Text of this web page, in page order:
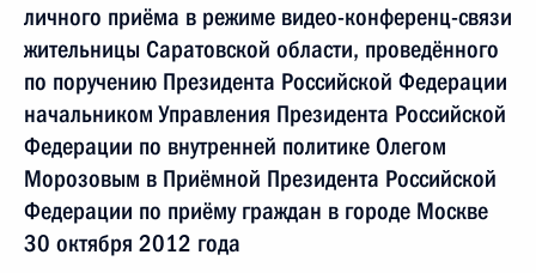
личного приёма в режиме видео-конференц-связи
жительницы Саратовской области, проведённого
по поручению Президента Российской Федерации
начальником Управления Президента Российской
Федерации по внутренней политике Олегом
Морозовым в Приёмной Президента Российской
Федерации по приёму граждан в городе Москве
30 октября 2012 года